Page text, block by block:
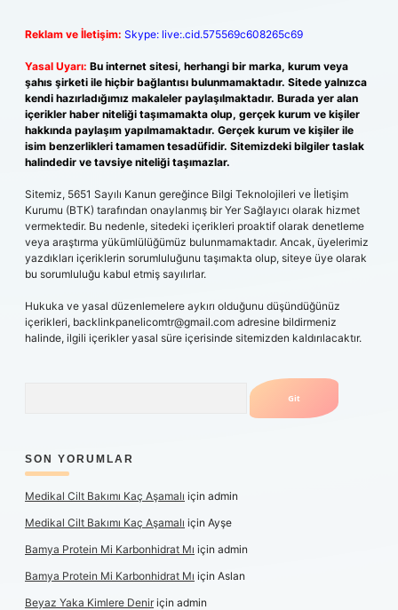
Reklam ve İletişim: Skype: live:.cid.575569c608265c69
Yasal Uyarı: Bu internet sitesi, herhangi bir marka, kurum veya
şahıs şirketi ile hiçbir bağlantısı bulunmamaktadır. Sitede yalnızca
kendi hazırladığımız makaleler paylaşılmaktadır. Burada yer alan
içerikler haber niteliği taşımamakta olup, gerçek kurum ve kişiler
hakkında paylaşım yapılmamaktadır. Gerçek kurum ve kişiler ile
isim benzerlikleri tamamen tesadüfidir. Sitemizdeki bilgiler taslak
halindedir ve tavsiye niteliği taşımazlar.
Sitemiz, 5651 Sayılı Kanun gereğince Bilgi Teknolojileri ve İletişim
Kurumu (BTK) tarafından onaylanmış bir Yer Sağlayıcı olarak hizmet
vermektedir. Bu nedenle, sitedeki içerikleri proaktif olarak denetleme
veya araştırma yükümlülüğümüz bulunmamaktadır. Ancak, üyelerimiz
yazdıkları içeriklerin sorumluluğunu taşımakta olup, siteye üye olarak
bu sorumluluğu kabul etmiş sayılırlar.
Hukuka ve yasal düzenlemelere aykırı olduğunu düşündüğünüz
içerikleri, backlinkpanelicomtr@gmail.com adresine bildirmeniz
halinde, ilgili içerikler yasal süre içerisinde sitemizden kaldırılacaktır.
SON YORUMLAR
Medikal Cilt Bakımı Kaç Aşamalı için admin
Medikal Cilt Bakımı Kaç Aşamalı için Ayşe
Bamya Protein Mi Karbonhidrat Mı için admin
Bamya Protein Mi Karbonhidrat Mı için Aslan
Beyaz Yaka Kimlere Deniriçin admin